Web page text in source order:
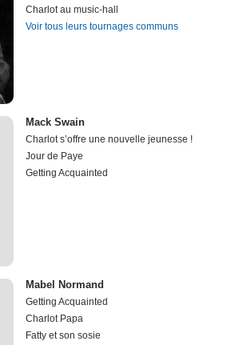
Charlot au music-hall
Voir tous leurs tournages communs
Mack Swain
Charlot s’offre une nouvelle jeunesse !
Jour de Paye
Getting Acquainted
Mabel Normand
Getting Acquainted
Charlot Papa
Fatty et son sosie